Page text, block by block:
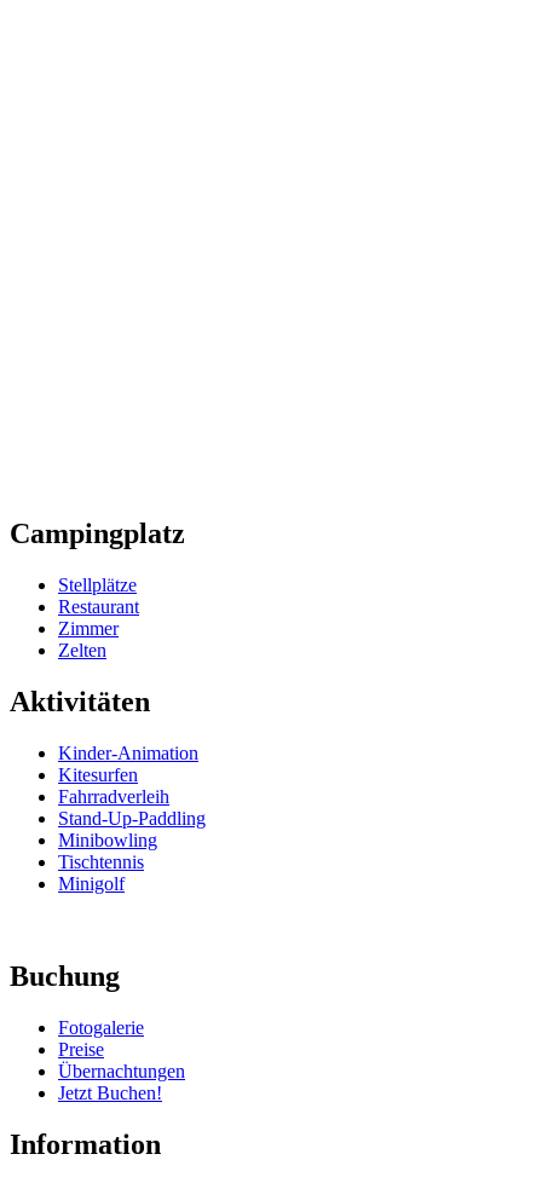
Campingplatz
Stellplätze
Restaurant
Zimmer
Zelten
Aktivitäten
Kinder-Animation
Kitesurfen
Fahrradverleih
Stand-Up-Paddling
Minibowling
Tischtennis
Minigolf
Buchung
Fotogalerie
Preise
Übernachtungen
Jetzt Buchen!
Information